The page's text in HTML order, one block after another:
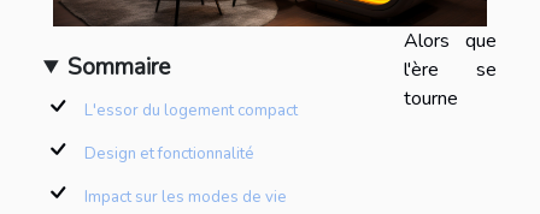
Sommaire
L'essor du logement compact
Design et fonctionnalité
Impact sur les modes de vie
Alors que
l'ère se
tourne